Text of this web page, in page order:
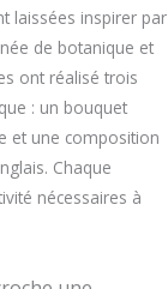
laissées inspirer par
de botanique et
ont réalisé trois
: un bouquet
et une composition
Chaque
nécessaires à